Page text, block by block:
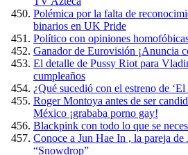
Polémica por la falta de
binarios en UK Pride
Político con opiniones
Ganador de Eurovisión ¡Anuncia
El detalle de Pussy Riot para
cumpleaños
¿Qué sucedió con el estreno de
Roger Montoya antes de ser
México ¡grababa porno gay!
Blackpink con todo lo que se
Conoce a Jun Hae In , la pareja de
“Snowdrop”